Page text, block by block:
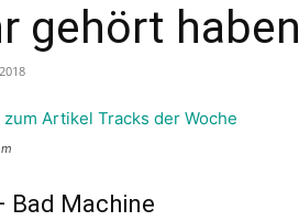
gehört haben
Bad Machine